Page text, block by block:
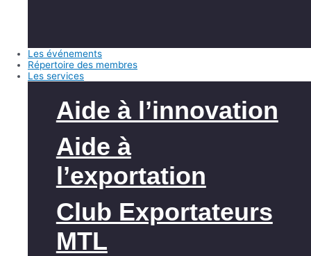
Les événements
Répertoire des membres
Les services
Aide à l’innovation
Aide à
l’exportation
Club Exportateurs
MTL